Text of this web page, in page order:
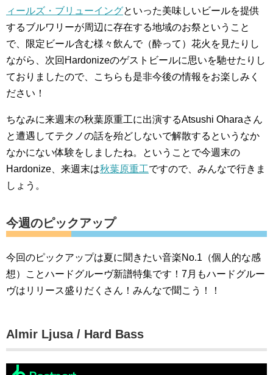
ィールズ・ブリューイングといった美味しいビールを提供
するブルワリーが周辺に存在する地域のお祭ということ
で、限定ビール含む様々飲んで（酔って）花火を見たりし
ながら、次回Hardonizeのゲストビールに思いを馳せたりし
ておりましたので、こちらも是非今後の情報をお楽しみく
ださい！
ちなみに来週末の秋葉原重工に出演するAtsushi Oharaさん
と遭遇してテクノの話を殆どしないで解散するというなか
なかにない体験をしましたね。ということで今週末の
Hardonize、来週末は秋葉原重工ですので、みんなで行きま
しょう。
今週のピックアップ
今回のピックアップは夏に聞きたい音楽No.1（個人的な感
想）ことハードグルーヴ新譜特集です！7月もハードグルー
ヴはリリース盛りだくさん！みんなで聞こう！！
Almir Ljusa / Hard Bass